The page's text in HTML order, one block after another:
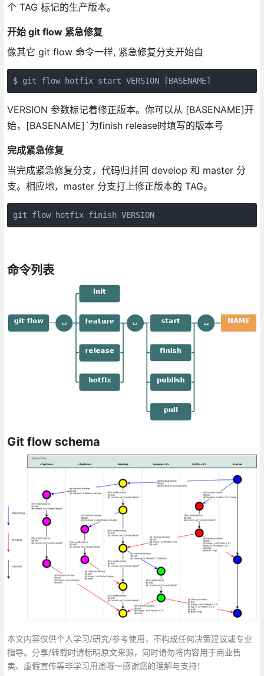
个 TAG 标记的生产版本。
开始 git flow 紧急修复
像其它 git flow 命令一样, 紧急修复分支开始自
VERSION 参数标记着修正版本。你可以从 [BASENAME]开
始，[BASENAME]`为finish release时填写的版本号
完成紧急修复
当完成紧急修复分支，代码归并回 develop 和 master 分
支。相应地，master 分支打上修正版本的 TAG。
git flow hotfix finish VERSION
命令列表
Git flow schema
本文内容仅供个人学习/研究/参考使用，不构成任何决策建议或专业
指导。分享/转载时请标明原文来源，同时请勿将内容用于商业售
卖、虚假宣传等非学习用途哦～感谢您的理解与支持！